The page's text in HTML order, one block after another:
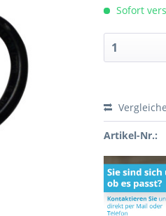
Sofort
Artikel-Nr.: